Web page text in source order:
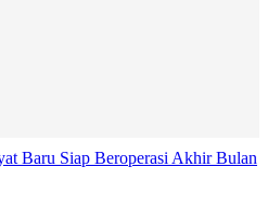
Baru Siap Beroperasi Akhir Bulan